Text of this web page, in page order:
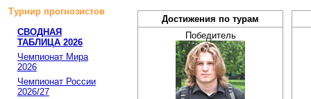
Турнир прогнозистов
СВОДНАЯ
ТАБЛИЦА 2026
Чемпионат Мира
2026
Чемпионат России
2026/27
Достижения по турам
Победитель